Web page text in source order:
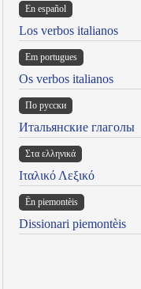
En español
Los verbos italianos
Em portugues
Os verbos italianos
По русски
Итальянские глаголы
Στα ελληνικά
Ιταλικό Λεξικό
Ën piemontèis
Dissionari piemontèis